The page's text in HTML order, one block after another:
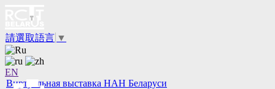
請選取語言 ▼
EN
Виртуальная выставка НАН Беларуси